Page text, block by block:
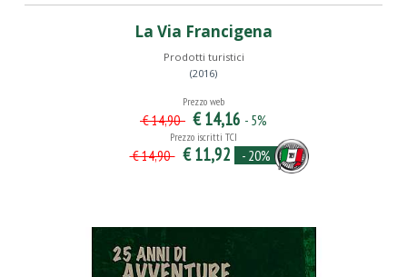
La Via Francigena
Prodotti turistici
(2016)
Prezzo web
€ 14,90 € 14,16 - 5%
Prezzo iscritti TCI
€ 14,90 € 11,92 - 20%